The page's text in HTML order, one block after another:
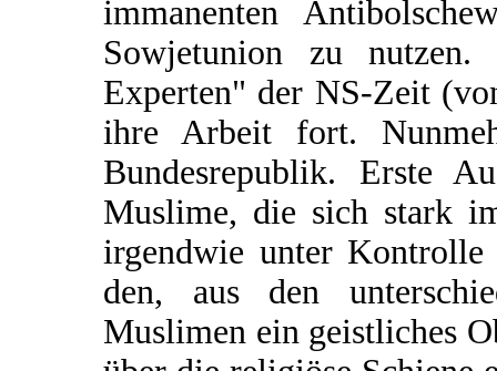
immanenten
Sowjetunion zu
Experten" der NS-Zeit
ihre Arbeit fort.
Bundesrepublik. Erste
Muslime, die sich stark
irgendwie unter
den, aus den
Muslimen ein geistliches